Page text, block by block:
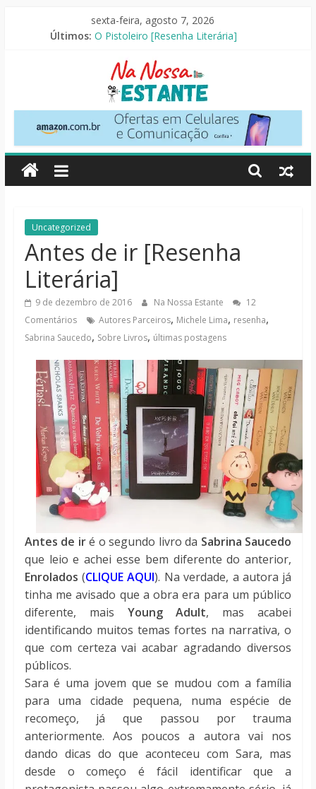
sexta-feira, agosto 7, 2026
Últimos: O Pistoleiro [Resenha Literária]
Mestres do Universo [Crtítica]
Slow Horses – 3ª Temporada [Crítica]
Seus Amigos e Vizinhos [Crítica]
Na
Nossa
Estante
Críticas
livros,
filmes,
séries
Uncategorized
Antes de ir [Resenha
Literária]
9 de dezembro de 2016 Na Nossa Estante
12
Comentários
Autores Parceiros, Michele Lima, resenha,
Sabrina Saucedo, Sobre Livros, últimas postagens
Antes de iré o segundo livro da Sabrina Saucedo
que leio e achei esse bem diferente do anterior,
Enrolados(CLIQUE AQUI). Na verdade, a autora já
tinha me avisado que a obra era para um público
diferente, mais Young Adult, mas acabei
identificando muitos temas fortes na narrativa, o
que com certeza vai acabar agradando diversos
públicos.
Sara é uma jovem que se mudou com a família
para uma cidade pequena, numa espécie de
recomeço, já que passou por trauma
anteriormente. Aos poucos a autora vai nos
dando dicas do que aconteceu com Sara, mas
desde o começo é fácil identificar que a